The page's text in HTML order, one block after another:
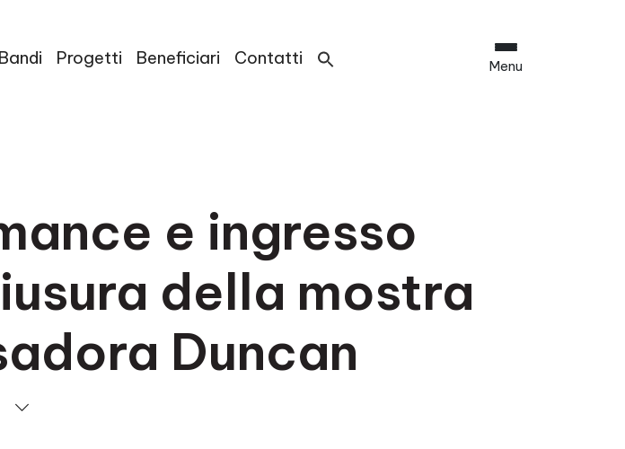
Bandi Progetti Beneficiari Contatti Menu
e ingresso
della mostra
Duncan